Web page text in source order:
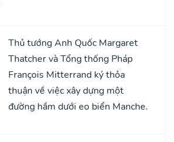
Thủ tướng Anh Quốc Margaret
Thatcher và Tổng thống Pháp
François Mitterrand ký thỏa
thuận về việc xây dựng một
đường hầm dưới eo biển Manche.